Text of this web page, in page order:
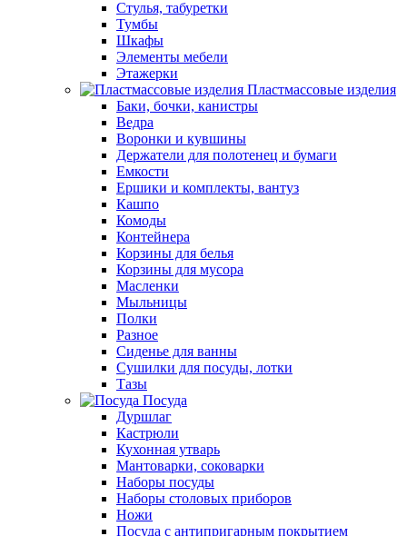
Стулья, табуретки
Тумбы
Шкафы
Элементы мебели
Этажерки
Пластмассовые изделия
Баки, бочки, канистры
Ведра
Воронки и кувшины
Держатели для полотенец и бумаги
Емкости
Ершики и комплекты, вантуз
Кашпо
Комоды
Контейнера
Корзины для белья
Корзины для мусора
Масленки
Мыльницы
Полки
Разное
Сиденье для ванны
Сушилки для посуды, лотки
Тазы
Посуда
Дуршлаг
Кастрюли
Кухонная утварь
Мантоварки, соковарки
Наборы посуды
Наборы столовых приборов
Ножи
Посуда с антипригарным покрытием